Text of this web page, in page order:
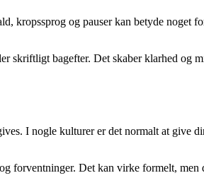
kropssprog og pauser kan betyde noget
bagefter. Det skaber klarhed og
I nogle kulturer er det normalt at give
forventninger. Det kan virke formelt, men